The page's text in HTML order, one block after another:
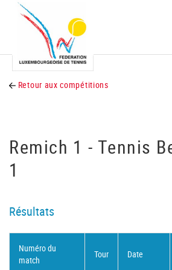
Retour aux compétitions
Remich 1 - Tennis
1
Résultats
Numéro du
match
Tour Date